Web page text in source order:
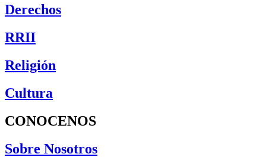
Derechos
RRII
Religión
Cultura
CONOCENOS
Sobre Nosotros